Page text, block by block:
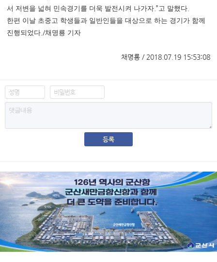
서 저변을 넓혀 민속경기를 더욱 발전시켜 나가자 .” 고 말했다
한편 이날 초중고 학생들과 일반인들을 대상으로 하는 경기가 함께
진행되었다 ./채명룡 기자
채명룡 / 2018.07.19 15:53:08